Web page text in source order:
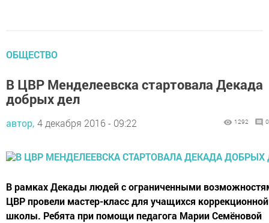
ОБЩЕСТВО
В ЦВР Менделеевска стартовала Декада
добрых дел
автор, 4 декабря 2016 - 09:22 1292 0
В рамках Декады людей с ограниченными
ЦВР провели мастер-класс для учащихся коррекционной
школы. Ребята при помощи педагога Марии Семёновой